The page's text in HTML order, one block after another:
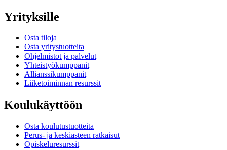
Yrityksille
Osta tiloja
Osta yritystuotteita
Ohjelmistot ja palvelut
Yhteistyökumppanit
Allianssikumppanit
Liiketoiminnan resurssit
Koulukäyttöön
Osta koulutustuotteita
Perus- ja keskiasteen ratkaisut
Opiskeluresurssit